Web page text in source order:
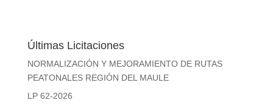
Últimas Licitaciones
NORMALIZACIÓN Y MEJORAMIENTO DE RUTAS
PEATONALES REGIÓN DEL MAULE
LP 62-2026